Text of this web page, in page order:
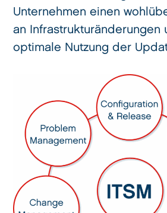
Unternehmen einen
an Infrastrukturänderungen
optimale Nutzung der